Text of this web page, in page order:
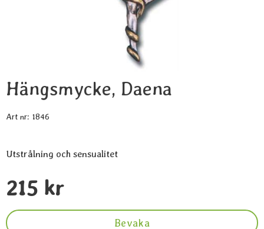
Hängsmycke, Daena
Art nr: 1846
Utstrålning och sensualitet
pris
215 kr
Bevaka